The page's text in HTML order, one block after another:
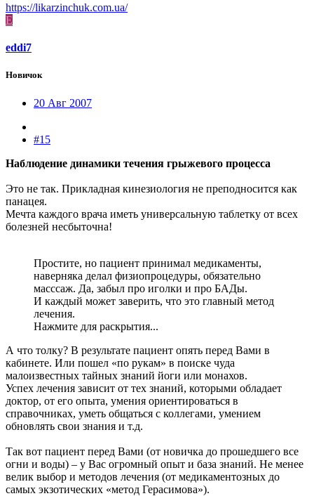
https://likarzinchuk.com.ua/
E
eddi7
Новичок
20 Авг 2007
#15
Наблюдение динамики течения грыжевого процесса
Это не так. Прикладная кинезиология не преподносится как
панацея.
Мечта каждого врача иметь универсальную таблетку от всех
болезней несбыточна!
Простите, но пациент принимал медикаменты,
наверняка делал физиопроцедуры, обязательно
масссаж. Да, забыл про иголки и про БАДы.
И каждый может заверить, что это главный метод
лечения.
Нажмите для раскрытия...
А что толку? В результате пациент опять перед Вами в
кабинете. Или пошел «по рукам» в поиске чуда
малоизвестных тайных знаний йоги или монахов.
Успех лечения зависит от тех знаний, которыми обладает
доктор, от его опыта, умения ориентироваться в
справочниках, уметь общаться с коллегами, умением
обновлять свои знания и т.д.
Так вот пациент перед Вами (от новичка до прошедшего все
огни и воды) – у Вас огромный опыт и база знаний. Не менее
велик выбор и методов лечения (от медикаментозных до
самых экзотических «метод Герасимова»).